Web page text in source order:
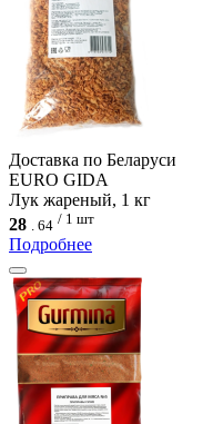
Доcтавка по Беларуси
EURO GIDA
Лук жареный, 1 кг
28 . 64 / 1 шт
Подробнее